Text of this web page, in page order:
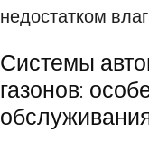
недостатком
Системы
газонов: